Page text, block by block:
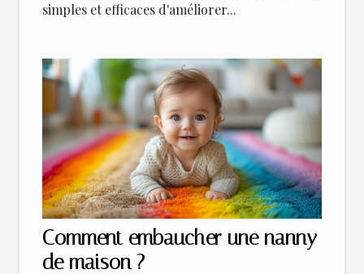
simples et efficaces d'améliorer...
Comment embaucher une nanny
de maison ?